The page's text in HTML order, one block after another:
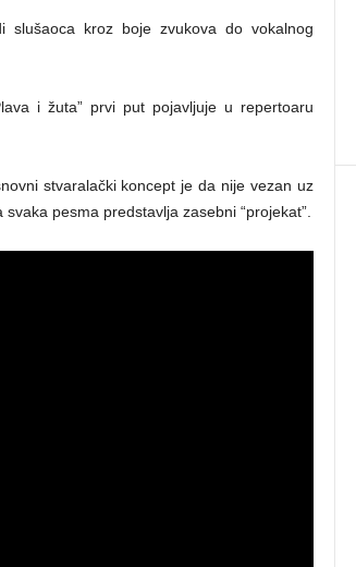
slušaoca kroz boje zvukova do vokalnog
i žuta” prvi put pojavljuje u repertoaru
stvaralački koncept je da nije vezan uz
pesma predstavlja zasebni “projekat”.